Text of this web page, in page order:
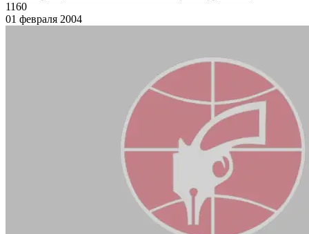
1160
01 февраля 2004